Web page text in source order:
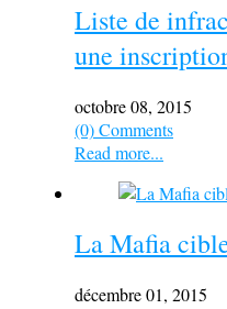
Liste de
une
octobre 08, 2015
(0) Comments
Read more...
La Mafia
décembre 01, 2015